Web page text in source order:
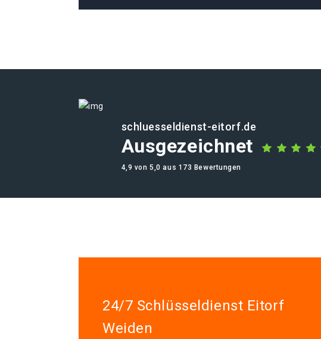
schluesseldienst-eitorf.de
Ausgezeichnet
4,9 von 5,0 aus 173 Bewertungen
24/7 Schlüsseldienst Eitorf
Weiden